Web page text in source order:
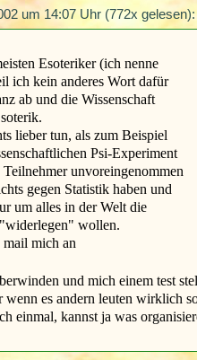
um 14:07 Uhr (772x gelesen):
Esoteriker (ich nenne
ich kein anderes Wort dafür
ab und die Wissenschaft
lieber tun, als zum Beispiel
Psi-Experiment
unvoreingenommen
gegen Statistik haben und
um alles in der Welt die
wollen.
mail mich an
und mich einem test
es andern leuten wirklich
einmal, kannst ja was